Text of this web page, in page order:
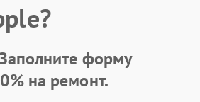
форму
на ремонт.